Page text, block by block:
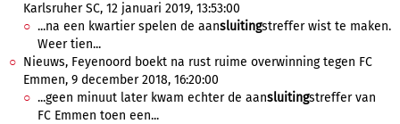
Karlsruher SC, 12 januari 2019, 13:53:00
...na een kwartier spelen de aansluitingstreffer wist te maken.
Weer tien...
Nieuws, Feyenoord boekt na rust ruime overwinning tegen FC
Emmen, 9 december 2018, 16:20:00
...geen minuut later kwam echter de aansluitingstreffer van
FC Emmen toen een...